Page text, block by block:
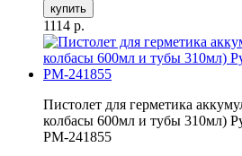
купить
1114 р.
Пистолет для герметика
колбасы 600мл и тубы 310мл)
РМ-241855